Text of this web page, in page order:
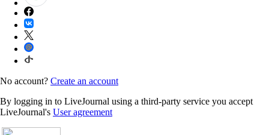
No account? Create an account
By logging in to LiveJournal using a third-party service you accept
LiveJournal's User agreement